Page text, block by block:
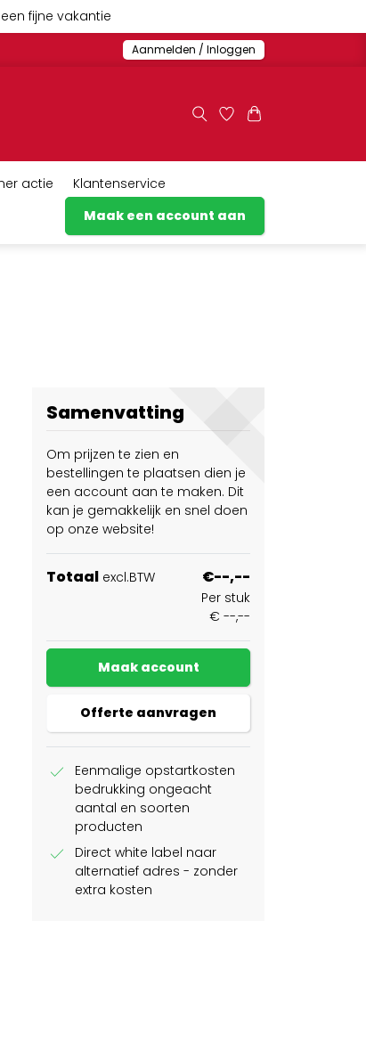
fijne vakantie
Aanmelden / Inloggen
actie
Klantenservice
Maak een account aan
Samenvatting
Om prijzen te zien en
bestellingen te plaatsen dien je
een account aan te maken. Dit
kan je gemakkelijk en snel doen
op onze website!
Totaal excl.BTW €--,--
Per stuk
€ --,--
Maak account
Offerte aanvragen
check
Eenmalige opstartkosten
bedrukking ongeacht
aantal en soorten
producten
check
Direct white label naar
alternatief adres - zonder
extra kosten